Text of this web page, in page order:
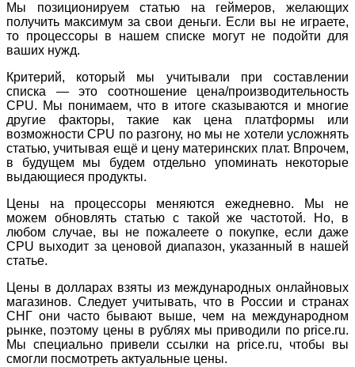
Мы позиционируем статью на геймеров, желающих
получить максимум за свои деньги. Если вы не играете,
то процессоры в нашем списке могут не подойти для
ваших нужд.
Критерий, который мы учитывали при составлении
списка — это соотношение цена/производительность
CPU. Мы понимаем, что в итоге сказываются и многие
другие факторы, такие как цена платформы или
возможности CPU по разгону, но мы не хотели усложнять
статью, учитывая ещё и цену материнских плат. Впрочем,
в будущем мы будем отдельно упоминать некоторые
выдающиеся продукты.
Цены на процессоры меняются ежедневно. Мы не
можем обновлять статью с такой же частотой. Но, в
любом случае, вы не пожалеете о покупке, если даже
CPU выходит за ценовой диапазон, указанный в нашей
статье.
Цены в долларах взяты из международных онлайновых
магазинов. Следует учитывать, что в России и странах
СНГ они часто бывают выше, чем на международном
рынке, поэтому цены в рублях мы приводили по price.ru.
Мы специально привели ссылки на price.ru, чтобы вы
смогли посмотреть актуальные цены.